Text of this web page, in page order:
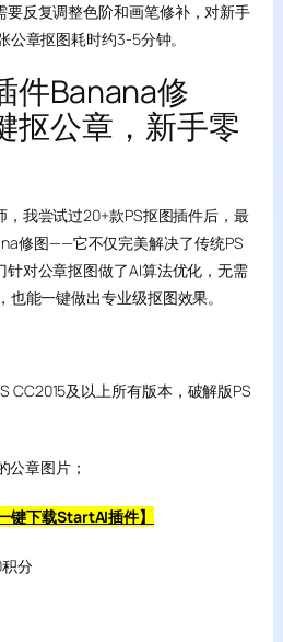
要反复调整色阶和画笔修补，对新手
公章抠图耗时约3-5分钟。
件Banana修
抠公章，新手零
我尝试过20+款PS抠图插件后，最
修图——它不仅完美解决了传统PS
对公章抠图做了AI算法优化，无需
能一键做出专业级抠图效果。
CC2015及以上所有版本，破解版PS
公章图片；
键下载StartAI插件】
分